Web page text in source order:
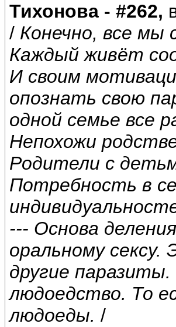
Тихонова - #262,
/ Конечно, все
Каждый живёт
И своим
опознать свою
одной семье все
Непохожи
Родители с
Потребность в
--- Основа
оральному
другие
людоедство. То
людоеды. /